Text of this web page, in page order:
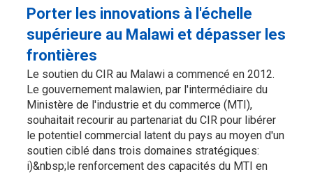
Porter les innovations à l'échelle
supérieure au Malawi et dépasser les
frontières
Le soutien du CIR au Malawi a commencé en 2012.
Le gouvernement malawien, par l'intermédiaire du
Ministère de l'industrie et du commerce (MTI),
souhaitait recourir au partenariat du CIR pour libérer
le potentiel commercial latent du pays au moyen d'un
soutien ciblé dans trois domaines stratégiques:
i)&nbsp;le renforcement des capacités du MTI en